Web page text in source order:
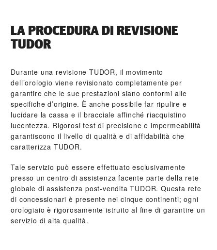
LA PROCEDURA DI REVISIONE
TUDOR
Durante una revisione TUDOR, il movimento
dell’orologio viene revisionato completamente per
garantire che le sue prestazioni siano conformi alle
specifiche d’origine. È anche possibile far ripulire e
lucidare la cassa e il bracciale affinché riacquistino
lucentezza. Rigorosi test di precisione e impermeabilità
garantiscono il livello di qualità e di affidabilità che
caratterizza TUDOR.
Tale servizio può essere effettuato esclusivamente
presso un centro di assistenza facente parte della rete
globale di assistenza post‑vendita TUDOR. Questa rete
di concessionari è presente nei cinque continenti; ogni
orologiaio è rigorosamente istruito al fine di garantire un
servizio di alta qualità.